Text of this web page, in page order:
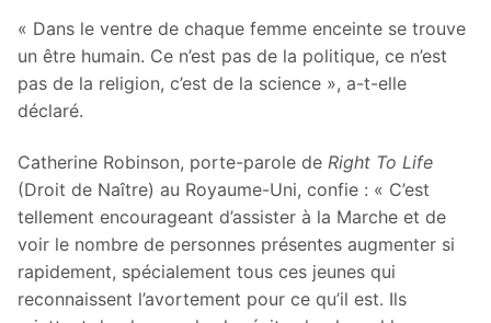
« Dans le ventre de chaque femme enceinte se trouve
un être humain. Ce n’est pas de la politique, ce n’est
pas de la religion, c’est de la science », a-t-elle
déclaré.
Catherine Robinson, porte-parole de Right To Life
(Droit de Naître) au Royaume-Uni, confie : « C’est
tellement encourageant d’assister à la Marche et de
voir le nombre de personnes présentes augmenter si
rapidement, spécialement tous ces jeunes qui
reconnaissent l’avortement pour ce qu’il est. Ils